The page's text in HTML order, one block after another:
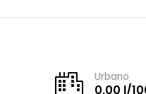
Urbano
0,00 l/